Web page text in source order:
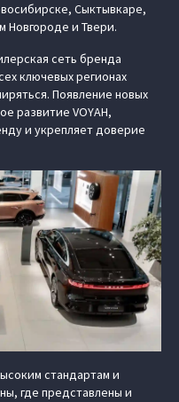
Сыктывкаре,
Новгороде и Твери.
сеть бренда
ключевых регионах
Появление новых
развитие VOYAH,
и укрепляет доверие
стандартам и
где представлены и